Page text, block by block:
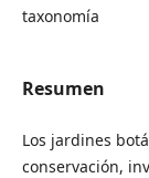
taxonomía
Resumen
Los jardines
conservación,